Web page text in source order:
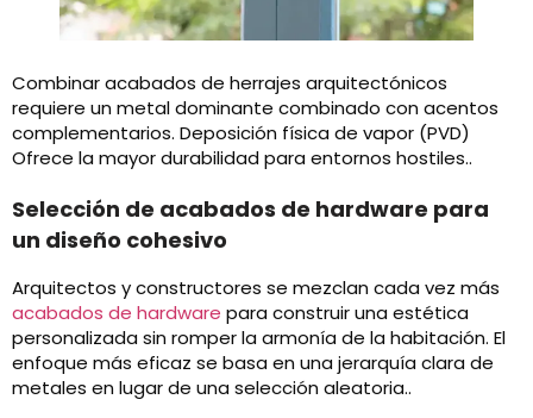
Combinar acabados de herrajes arquitectónicos
requiere un metal dominante combinado con acentos
complementarios. Deposición física de vapor (PVD)
Ofrece la mayor durabilidad para entornos hostiles..
Selección de acabados de hardware para
un diseño cohesivo
Arquitectos y constructores se mezclan cada vez más
acabados de hardware para construir una estética
personalizada sin romper la armonía de la habitación. El
enfoque más eficaz se basa en una jerarquía clara de
metales en lugar de una selección aleatoria..